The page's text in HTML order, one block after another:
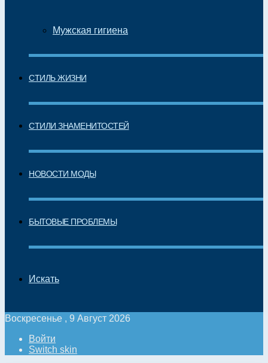
Мужская гигиена
СТИЛЬ ЖИЗНИ
СТИЛИ ЗНАМЕНИТОСТЕЙ
НОВОСТИ МОДЫ
БЫТОВЫЕ ПРОБЛЕМЫ
Искать
Воскресенье , 9 Август 2026
Войти
Switch skin